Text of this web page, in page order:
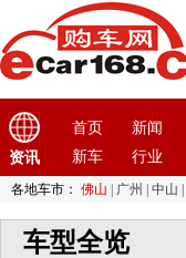
资讯
首页 新闻
新车
行业
各地车市： 佛山 广州 中山
车型全览
长安启源(2)
长城 (17)
创维汽车(1)
DS
大乘汽车(5)
大发(1)
大众(61)